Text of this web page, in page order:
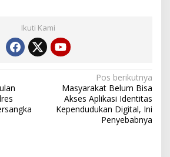
Ikuti Kami
Pos berikutnya
Masyarakat Belum Bisa
Akses Aplikasi Identitas
Kependudukan Digital, Ini
Penyebabnya